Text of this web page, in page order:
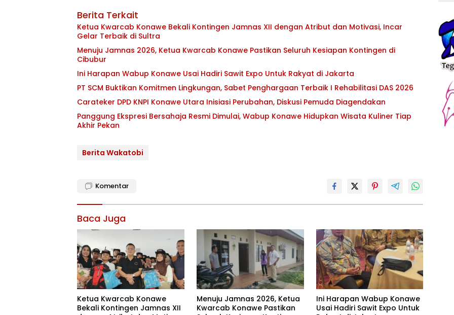
Berita Terkait
Ketua Kwarcab Konawe Bekali Kontingen Jamnas XII dengan Atribut dan Motivasi, Incar
Gelar Terbaik di Sultra
Menuju Jamnas 2026, Ketua Kwarcab Konawe Pastikan Seluruh Kesiapan Kontingen di
Cibubur
Ini Harapan Wabup Konawe Usai Hadiri Sawit Expo Untuk Rakyat di Jakarta
PT SCM Buktikan Komitmen Lingkungan, Sabet Penghargaan Terbaik I Rehabilitasi DAS 2026
Carateker DPD KNPI Konawe Utara Inisiasi Perubahan, Diskusi Pemuda Diagendakan
Panggung Ekspresi Bersahaja Resmi Dimulai, Wabup Konawe Hidupkan Wisata Kuliner Tiap
Akhir Pekan
Berita Wakatobi
Komentar
Baca Juga
Ketua Kwarcab Konawe
Bekali Kontingen Jamnas XII
Menuju Jamnas 2026, Ketua
Kwarcab Konawe Pastikan
Ini Harapan Wabup Konawe
Usai Hadiri Sawit Expo Untuk